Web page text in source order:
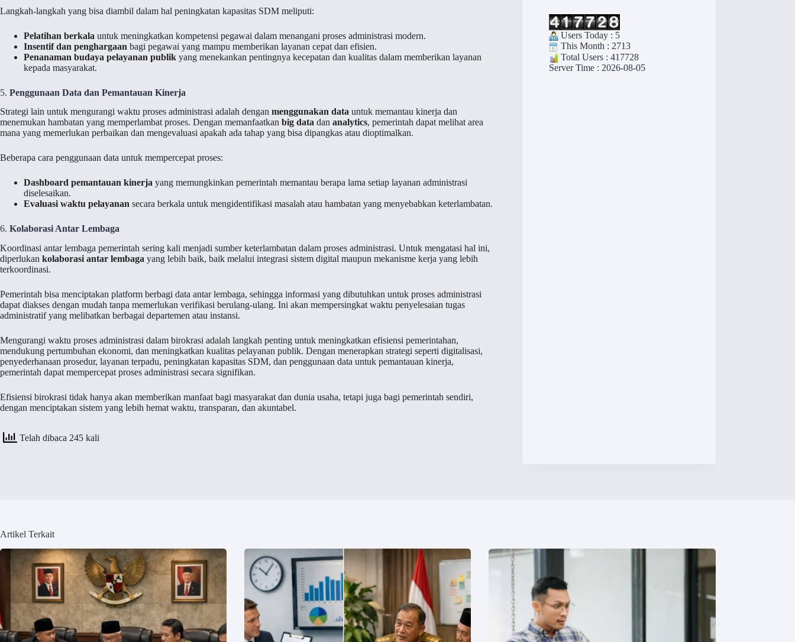
Langkah-langkah yang bisa diambil dalam hal peningkatan kapasitas SDM meliputi:
Pelatihan berkala untuk meningkatkan kompetensi pegawai dalam menangani proses administrasi modern.
Insentif dan penghargaan bagi pegawai yang mampu memberikan layanan cepat dan efisien.
Penanaman budaya pelayanan publik yang menekankan pentingnya kecepatan dan kualitas dalam memberikan layanan
kepada masyarakat.
5. Penggunaan Data dan Pemantauan Kinerja
Strategi lain untuk mengurangi waktu proses administrasi adalah dengan menggunakan data untuk memantau kinerja dan
menemukan hambatan yang memperlambat proses. Dengan memanfaatkan big data dan analytics, pemerintah dapat melihat area
mana yang memerlukan perbaikan dan mengevaluasi apakah ada tahap yang bisa dipangkas atau dioptimalkan.
Beberapa cara penggunaan data untuk mempercepat proses:
Dashboard pemantauan kinerja yang memungkinkan pemerintah memantau berapa lama setiap layanan administrasi
diselesaikan.
Evaluasi waktu pelayanan secara berkala untuk mengidentifikasi masalah atau hambatan yang menyebabkan keterlambatan.
6. Kolaborasi Antar Lembaga
Koordinasi antar lembaga pemerintah sering kali menjadi sumber keterlambatan dalam proses administrasi. Untuk mengatasi hal ini,
diperlukan kolaborasi antar lembaga yang lebih baik, baik melalui integrasi sistem digital maupun mekanisme kerja yang lebih
terkoordinasi.
Pemerintah bisa menciptakan platform berbagi data antar lembaga, sehingga informasi yang dibutuhkan untuk proses administrasi
dapat diakses dengan mudah tanpa memerlukan verifikasi berulang-ulang. Ini akan mempersingkat waktu penyelesaian tugas
administratif yang melibatkan berbagai departemen atau instansi.
Mengurangi waktu proses administrasi dalam birokrasi adalah langkah penting untuk meningkatkan efisiensi pemerintahan,
mendukung pertumbuhan ekonomi, dan meningkatkan kualitas pelayanan publik. Dengan menerapkan strategi seperti digitalisasi,
penyederhanaan prosedur, layanan terpadu, peningkatan kapasitas SDM, dan penggunaan data untuk pemantauan kinerja,
pemerintah dapat mempercepat proses administrasi secara signifikan.
Efisiensi birokrasi tidak hanya akan memberikan manfaat bagi masyarakat dan dunia usaha, tetapi juga bagi pemerintah sendiri,
dengan menciptakan sistem yang lebih hemat waktu, transparan, dan akuntabel.
Telah dibaca 245 kali
Users Today : 5
This Month : 2713
Total Users : 417728
Server Time : 2026-08-05
Artikel Terkait